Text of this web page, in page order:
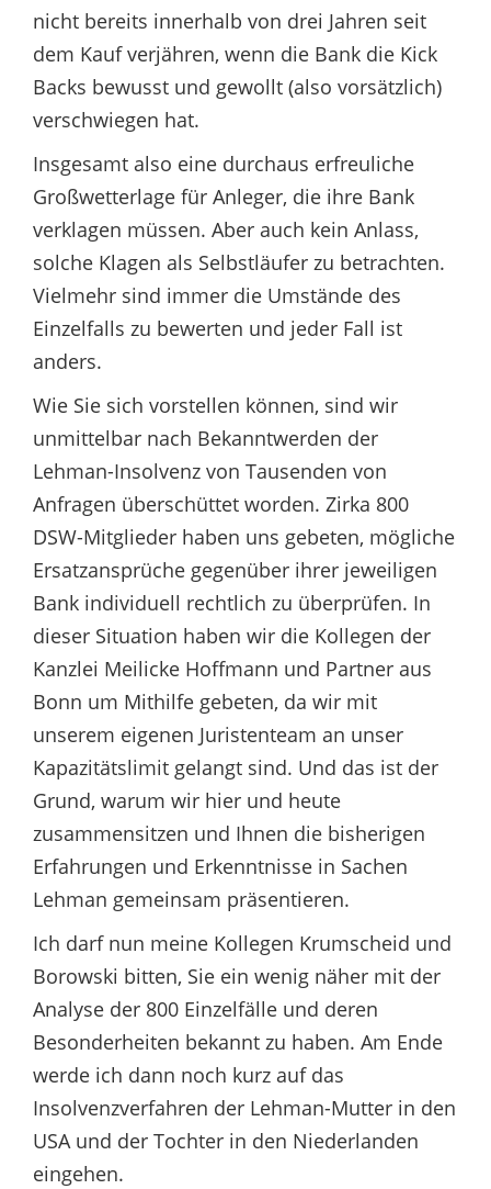
nicht bereits innerhalb von drei Jahren seit
dem Kauf verjähren, wenn die Bank die Kick
Backs bewusst und gewollt (also vorsätzlich)
verschwiegen hat.
Insgesamt also eine durchaus erfreuliche
Großwetterlage für Anleger, die ihre Bank
verklagen müssen. Aber auch kein Anlass,
solche Klagen als Selbstläufer zu betrachten.
Vielmehr sind immer die Umstände des
Einzelfalls zu bewerten und jeder Fall ist
anders.
Wie Sie sich vorstellen können, sind wir
unmittelbar nach Bekanntwerden der
Lehman-Insolvenz von Tausenden von
Anfragen überschüttet worden. Zirka 800
DSW-Mitglieder haben uns gebeten, mögliche
Ersatzansprüche gegenüber ihrer jeweiligen
Bank individuell rechtlich zu überprüfen. In
dieser Situation haben wir die Kollegen der
Kanzlei Meilicke Hoffmann und Partner aus
Bonn um Mithilfe gebeten, da wir mit
unserem eigenen Juristenteam an unser
Kapazitätslimit gelangt sind. Und das ist der
Grund, warum wir hier und heute
zusammensitzen und Ihnen die bisherigen
Erfahrungen und Erkenntnisse in Sachen
Lehman gemeinsam präsentieren.
Ich darf nun meine Kollegen Krumscheid und
Borowski bitten, Sie ein wenig näher mit der
Analyse der 800 Einzelfälle und deren
Besonderheiten bekannt zu haben. Am Ende
werde ich dann noch kurz auf das
Insolvenzverfahren der Lehman-Mutter in den
USA und der Tochter in den Niederlanden
eingehen.